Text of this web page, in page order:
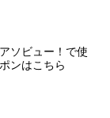
ソビュー！で使
ンはこちら